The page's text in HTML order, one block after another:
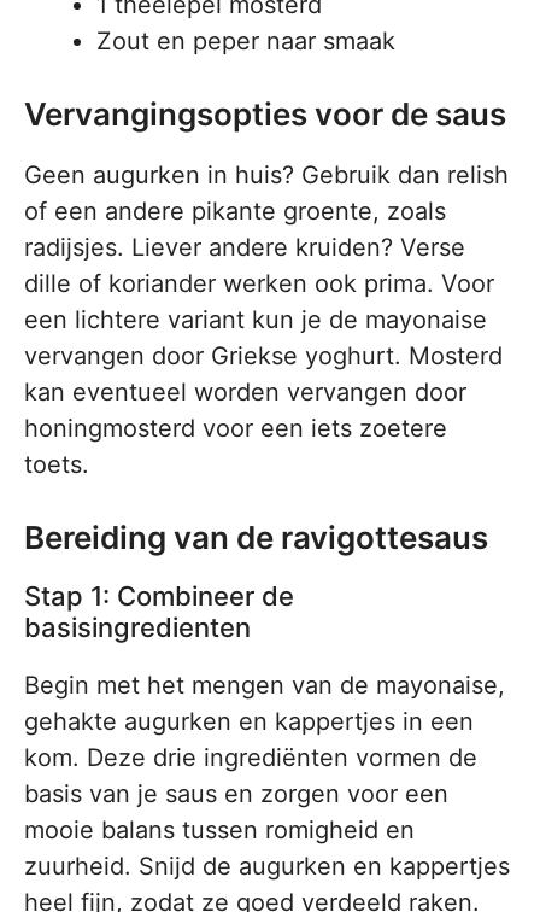
Zout en peper naar smaak
Vervangingsopties voor de saus
Geen augurken in huis? Gebruik dan relish
of een andere pikante groente, zoals
radijsjes. Liever andere kruiden? Verse
dille of koriander werken ook prima. Voor
een lichtere variant kun je de mayonaise
vervangen door Griekse yoghurt. Mosterd
kan eventueel worden vervangen door
honingmosterd voor een iets zoetere
toets.
Bereiding van de ravigottesaus
Stap 1: Combineer de
basisingredienten
Begin met het mengen van de mayonaise,
gehakte augurken en kappertjes in een
kom. Deze drie ingrediënten vormen de
basis van je saus en zorgen voor een
mooie balans tussen romigheid en
zuurheid. Snijd de augurken en kappertjes
heel fijn, zodat ze goed verdeeld raken.